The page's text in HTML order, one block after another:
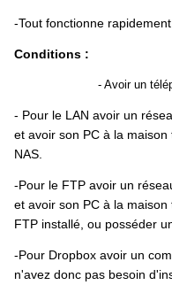
-Tout fonctionne
Conditions :
- Avoir un
- Pour le LAN avoir un
et avoir son PC à la
NAS.
-Pour le FTP avoir un
et avoir son PC à la
FTP installé, ou posséder
-Pour Dropbox avoir un
n'avez donc pas besoin